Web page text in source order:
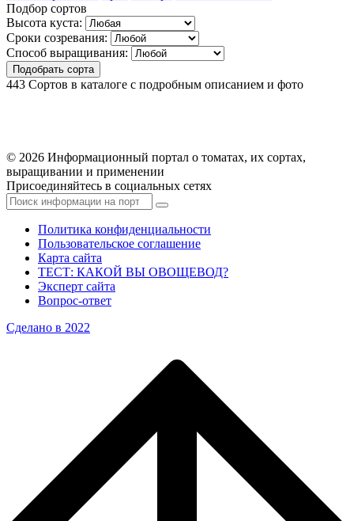
Подбор сортов
Высота куста:
Сроки созревания:
Способ выращивания:
Подобрать сорта
443 Сортов в каталоге с подробным описанием и фото
© 2026 Информационный портал о томатах, их сортах,
выращивании и применении
Присоединяйтесь в социальных сетях
Политика конфиденциальности
Пользовательское соглашение
Карта сайта
ТЕСТ: КАКОЙ ВЫ ОВОЩЕВОД?
Эксперт сайта
Вопрос-ответ
Сделано в 2022